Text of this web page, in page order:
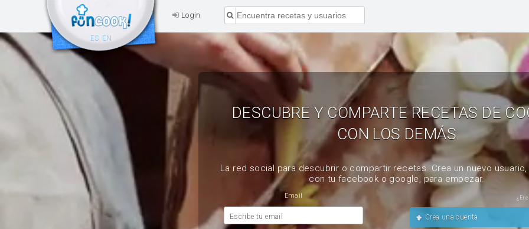
Login
ES EN
DESCUBRE Y COMPARTE RECETAS DE
CON LOS DEMÁS
La red social para descubrir o compartir recetas. Crea un nuevo
con tu facebook o google, para empezar.
Email
Escribe tu email Crea una cuenta